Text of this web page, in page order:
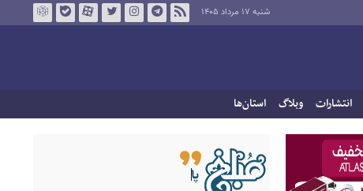
شنبه ۱۷ مرداد ۱۴۰۵
انتشارات وبلاگ استان‌ها